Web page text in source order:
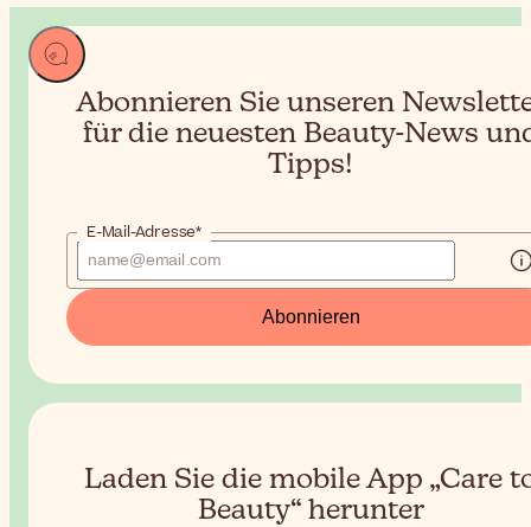
Abonnieren Sie unseren
für die neuesten Beauty-News
Tipps!
E-Mail-Adresse*
Abonnieren
Laden Sie die mobile App „Care
Beauty“ herunter